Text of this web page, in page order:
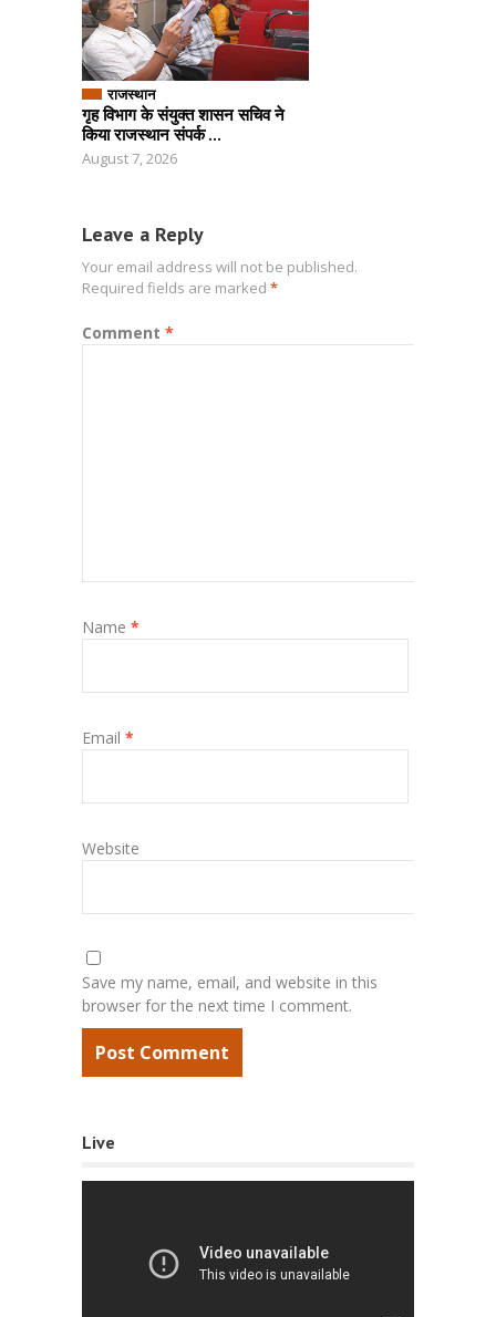
राजस्थान
गृह विभाग के संयुक्त शासन सचिव ने
किया राजस्थान संपर्क ...
August 7, 2026
Leave a Reply
Your email address will not be published.
Required fields are marked *
Comment *
Name *
Email *
Website
Save my name, email, and website in this
browser for the next time I comment.
Live